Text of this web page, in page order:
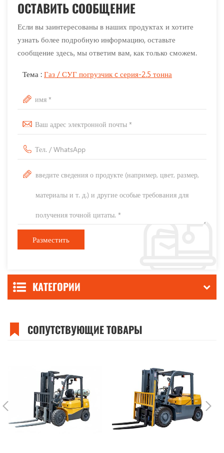
ОСТАВИТЬ СООБЩЕНИЕ
Если вы заинтересованы в наших продуктах и хотите
узнать более подробную информацию, оставьте
сообщение здесь, мы ответим вам, как только сможем.
Тема : Газ / СУГ погрузчик c серия-2.5 тонна
КАТЕГОРИИ
СОПУТСТВУЮЩИЕ ТОВАРЫ